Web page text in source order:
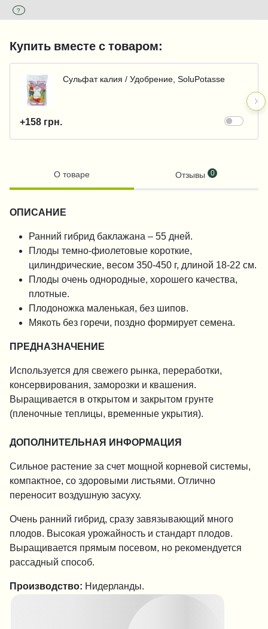
?
Купить вместе с товаром:
Сульфат калия / Удобрение, SoluPotasse
+158 грн.
О товаре Отзывы 0
ОПИСАНИЕ
Ранний гибрид баклажана – 55 дней.
Плоды темно-фиолетовые короткие,
цилиндрические, весом 350-450 г, длиной 18-22 см.
Плоды очень однородные, хорошего качества,
плотные.
Плодоножка маленькая, без шипов.
Мякоть без горечи, поздно формирует семена.
ПРЕДНАЗНАЧЕНИЕ
Используется для свежего рынка, переработки,
консервирования, заморозки и квашения.
Выращивается в открытом и закрытом грунте
(пленочные теплицы, временные укрытия).
ДОПОЛНИТЕЛЬНАЯ ИНФОРМАЦИЯ
Сильное растение за счет мощной корневой системы,
компактное, со здоровыми листьями. Отлично
переносит воздушную засуху.
Очень ранний гибрид, сразу завязывающий много
плодов. Высокая урожайность и стандарт плодов.
Выращивается прямым посевом, но рекомендуется
рассадный способ.
Производство: Нидерланды.